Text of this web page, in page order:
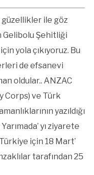
güzellikler ile göz
Gelibolu Şehitliği
yola çıkıyoruz. Bu
de efsanevi
oldular.. ANZAC
Corps) ve Türk
yazıldığı
yı ziyarete
için 18 Mart’
tarafından 25